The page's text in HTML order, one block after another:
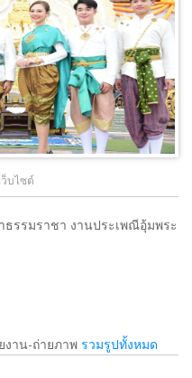
ายใน
รม
ว็บไซต์
รรมราชา งานประเพณีอุ้มพระ
าน-ถ่ายภาพ รวมรูปทั้งหมด